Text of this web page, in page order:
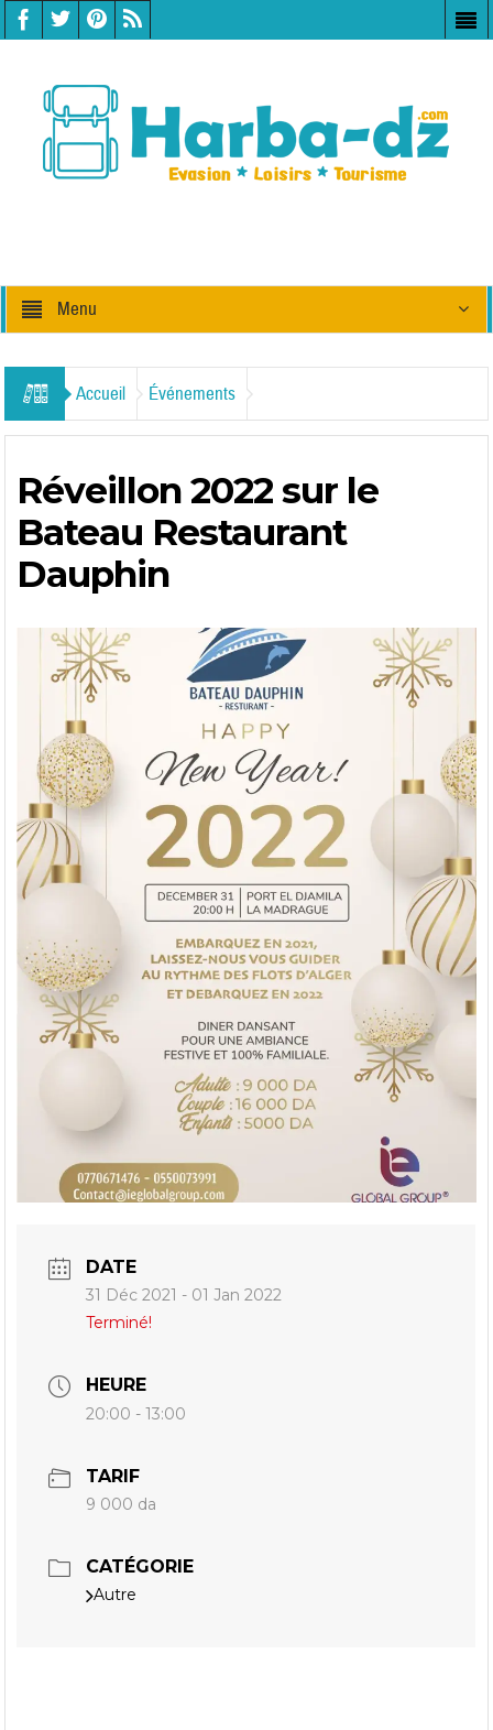
Menu
Accueil Événements
Réveillon 2022 sur le
Bateau Restaurant
Dauphin
DATE
31 Déc 2021 - 01 Jan 2022
Terminé!
HEURE
20:00 - 13:00
TARIF
9 000 da
CATÉGORIE
Autre